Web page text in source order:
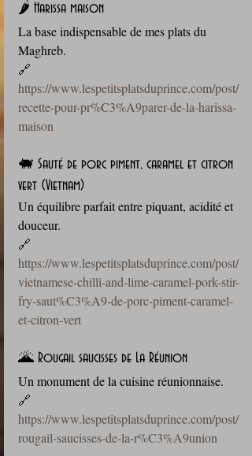
🌶️ Harissa maison
La base indispensable de mes plats du
Maghreb.
🔗
https://www.lespetitsplatsduprince.com/post/
recette-pour-pr%C3%A9parer-de-la-harissa-
maison
🐖 Sauté de porc piment, caramel et citron
vert (Vietnam)
Un équilibre parfait entre piquant, acidité et
douceur.
🔗
https://www.lespetitsplatsduprince.com/post/
vietnamese-chilli-and-lime-caramel-pork-stir-
fry-saut%C3%A9-de-porc-piment-caramel-
et-citron-vert
🌋 Rougail saucisses de La Réunion
Un monument de la cuisine réunionnaise.
🔗
https://www.lespetitsplatsduprince.com/post/
rougail-saucisses-de-la-r%C3%A9union